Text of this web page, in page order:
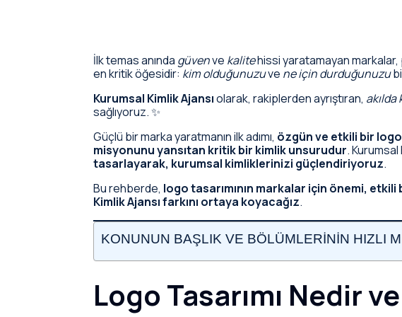
İlk temas anında güvenve kalitehissi yaratamayan
en kritik öğesidir: kim olduğunuzuve ne için durduğunuzu
Kurumsal Kimlik Ajansıolarak, rakiplerden ayrıştıran, akılda
sağlıyoruz. ✨
Güçlü bir marka yaratmanın ilk adımı, özgün ve etkili bir logo
misyonunu yansıtan kritik bir kimlik unsurudur. Kurumsal
tasarlayarak, kurumsal kimliklerinizi güçlendiriyoruz.
Bu rehberde, logo tasarımının markalar için önemi,
Kimlik Ajansı farkını ortaya koyacağız.
KONUNUN BAŞLIK VE BÖLÜMLERİNİN HIZLI
Logo Tasarımı Nedir